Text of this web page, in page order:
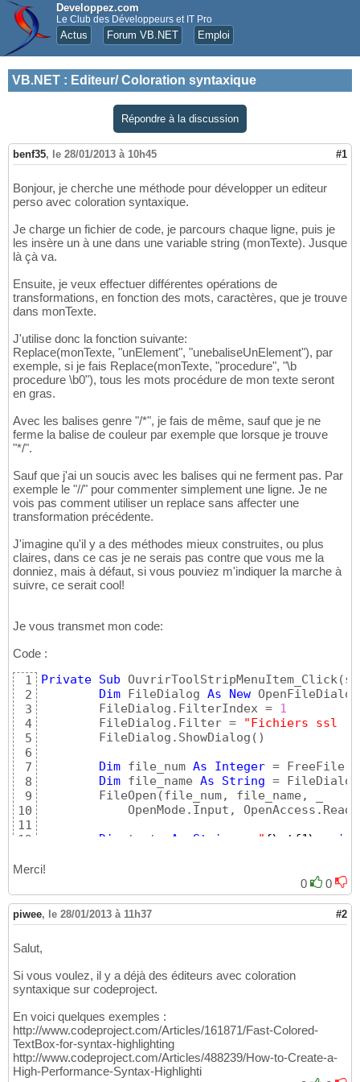
Developpez.com
Le Club des Développeurs et IT Pro
Actus Forum VB.NET Emploi
VB.NET : Editeur/ Coloration syntaxique
Répondre à la discussion
benf35, le 28/01/2013 à 10h45 #1
Bonjour, je cherche une méthode pour développer un editeur
perso avec coloration syntaxique.
Je charge un fichier de code, je parcours chaque ligne, puis je
les insère un à une dans une variable string (monTexte). Jusque
là çà va.
Ensuite, je veux effectuer différentes opérations de
transformations, en fonction des mots, caractères, que je trouve
dans monTexte.
J'utilise donc la fonction suivante:
Replace(monTexte, "unElement", "unebaliseUnElement"), par
exemple, si je fais Replace(monTexte, "procedure", "\b
procedure \b0"), tous les mots procédure de mon texte seront
en gras.
Avec les balises genre "/*", je fais de même, sauf que je ne
ferme la balise de couleur par exemple que lorsque je trouve
"*/".
Sauf que j'ai un soucis avec les balises qui ne ferment pas. Par
exemple le "//" pour commenter simplement une ligne. Je ne
vois pas comment utiliser un replace sans affecter une
transformation précédente.
J'imagine qu'il y a des méthodes mieux construites, ou plus
claires, dans ce cas je ne serais pas contre que vous me la
donniez, mais à défaut, si vous pouviez m'indiquer la marche à
suivre, ce serait cool!
Je vous transmet mon code:
Code :
1
2
3
4
5
6
7
8
9
10
11
12
14
16
17
18
19
20
21
22
23
24
25
26
27
28
Private Sub OuvrirToolStripMenuItem_Click(
Dim FileDialog As New OpenFileDialog
        FileDialog.FilterIndex =
1
        FileDialog.Filter =
"Fichiers ssl
        FileDialog.ShowDialog
( )
Dim file_num As Integer = FreeFile
Dim file_name As String =
        FileOpen
(file_num, file_name, _
OpenMode.Input,
Dim
texte As String " {\rtf1\ ansi
String =
            texte += ligneEnCours &
"\par"
Loop
        texte = Replace
        texte = Replace
texte, "/*"
        texte = Replace
( texte, "*/",
        texte = Replace
FrmFichier.RichTextBox1.Rtf =
        FileClose
(file_num)
End Sub
Merci!
0
0
piwee, le 28/01/2013 à 11h37 #2
Salut,
Si vous voulez, il y a déjà des éditeurs avec coloration
syntaxique sur codeproject.
En voici quelques exemples :
http://www.codeproject.com/Articles/161871/Fast-Colored-
TextBox-for-syntax-highlighting
http://www.codeproject.com/Articles/488239/How-to-Create-a-
High-Performance-Syntax-Highlighti